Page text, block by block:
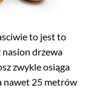
to jest to
drzewa
zwykle osiąga
nawet 25 metrów